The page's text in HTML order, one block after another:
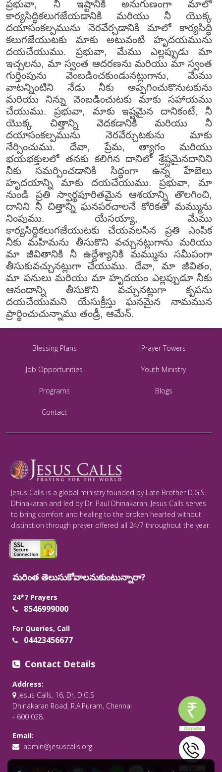
ప్రభువా, నీ ఇష్టానికి అనుగుణంగా మాలో
కార్యసిద్ధికలుగజేయడానికి మరియు నీ యొక్క
దయాసంకల్పమును నెరవేర్చడానికి మాలో కార్యసిద్ధి
కలుగజేయుటకు మాకు అటువంటి హృదయమును
దయచేయుము. ప్రభువా, మేము ఎల్లప్పుడు మా
ఇచ్చలను, మా స్వంత ఆదరణను మరియు మా స్వంత
గుర్తింపును వెంబడించకుండునట్లుగాను, మేము
వాటన్నింటిని నేడు నీకు అప్పగించుకొనుటకును
మరియు నిన్ను వెంబడించుటకు మాకు సహాయము
చేయుము. ప్రభువా, మాకు ఇష్టమైన దానికంటే, నీ
యొక్క చిత్తాన్ని వెదకడానికి మరియు నీ
దయాసంకల్పమును నెరవేర్చుటకును మాకు
నేర్పించుము. దేవా, ప్రేమ, త్యాగం మరియు
భయభక్తులలో తనకు కలిగిన దానిలో శ్రేష్టమైనదానిని
నీకు సమర్పించడానికి సిద్ధంగా ఉన్న హేబెలు
హృదయాన్ని మాకు దయచేయుము. ప్రభువా, మా
నుండి ప్రతి స్వార్థపూరితమైన ఆశయాన్ని తొలగించి,
దానిని నీ చిత్తాన్ని ఘనపరచాలనే కోరికతో మమ్మును
నింపుము. యేసయ్యా, మేము
కార్యసిద్ధికలుగజేయుటకు చేయవలసిన ప్రతి ఎంపిక
నీకు మహిమను తీసుకొని వచ్చునట్లుగాను మరియు
మా జీవితానికి నీ ఉద్దేశ్యానికి మమ్మును సమీపంగా
తీసుకువచ్చునట్లుగా చేయుము. దేవా, మా జీవితం,
మా పనులు మరియు మా హృదయం ఎల్లప్పుడూ నీకు
ఆనందాన్ని తీసుకొని వచ్చునట్లుగా కృపను
దయచేయుమని యేసుక్రీస్తు ఘనమైన నామమున
ప్రార్థించుచున్నాము తండ్రీ, ఆమేన్.
Blessing Plans Prayer Towers
Job Opportunities Youth Ministry
Programs Blogs
Contact
Jesus Calls is a global ministry founded by Late Brother D.G.S.
Dhinakaran and led by Dr. Paul Dhinakaran. Jesus Calls serves
to bring comfort and healing to the broken hearted without
distinction through prayer offered all 24/7 throughout the year.
మరింత తెలుసుకోవాలనుకుంటున్నారా?
24*7 Prayers
8546999000
For Queries, Call
04423456677
Contact Details
Address:
Jesus Calls, 16, Dr. D.G.S
Dhinakaran Road, R.A.Puram, Chennai
- 600 028.
Email:
admin@jesuscalls.org